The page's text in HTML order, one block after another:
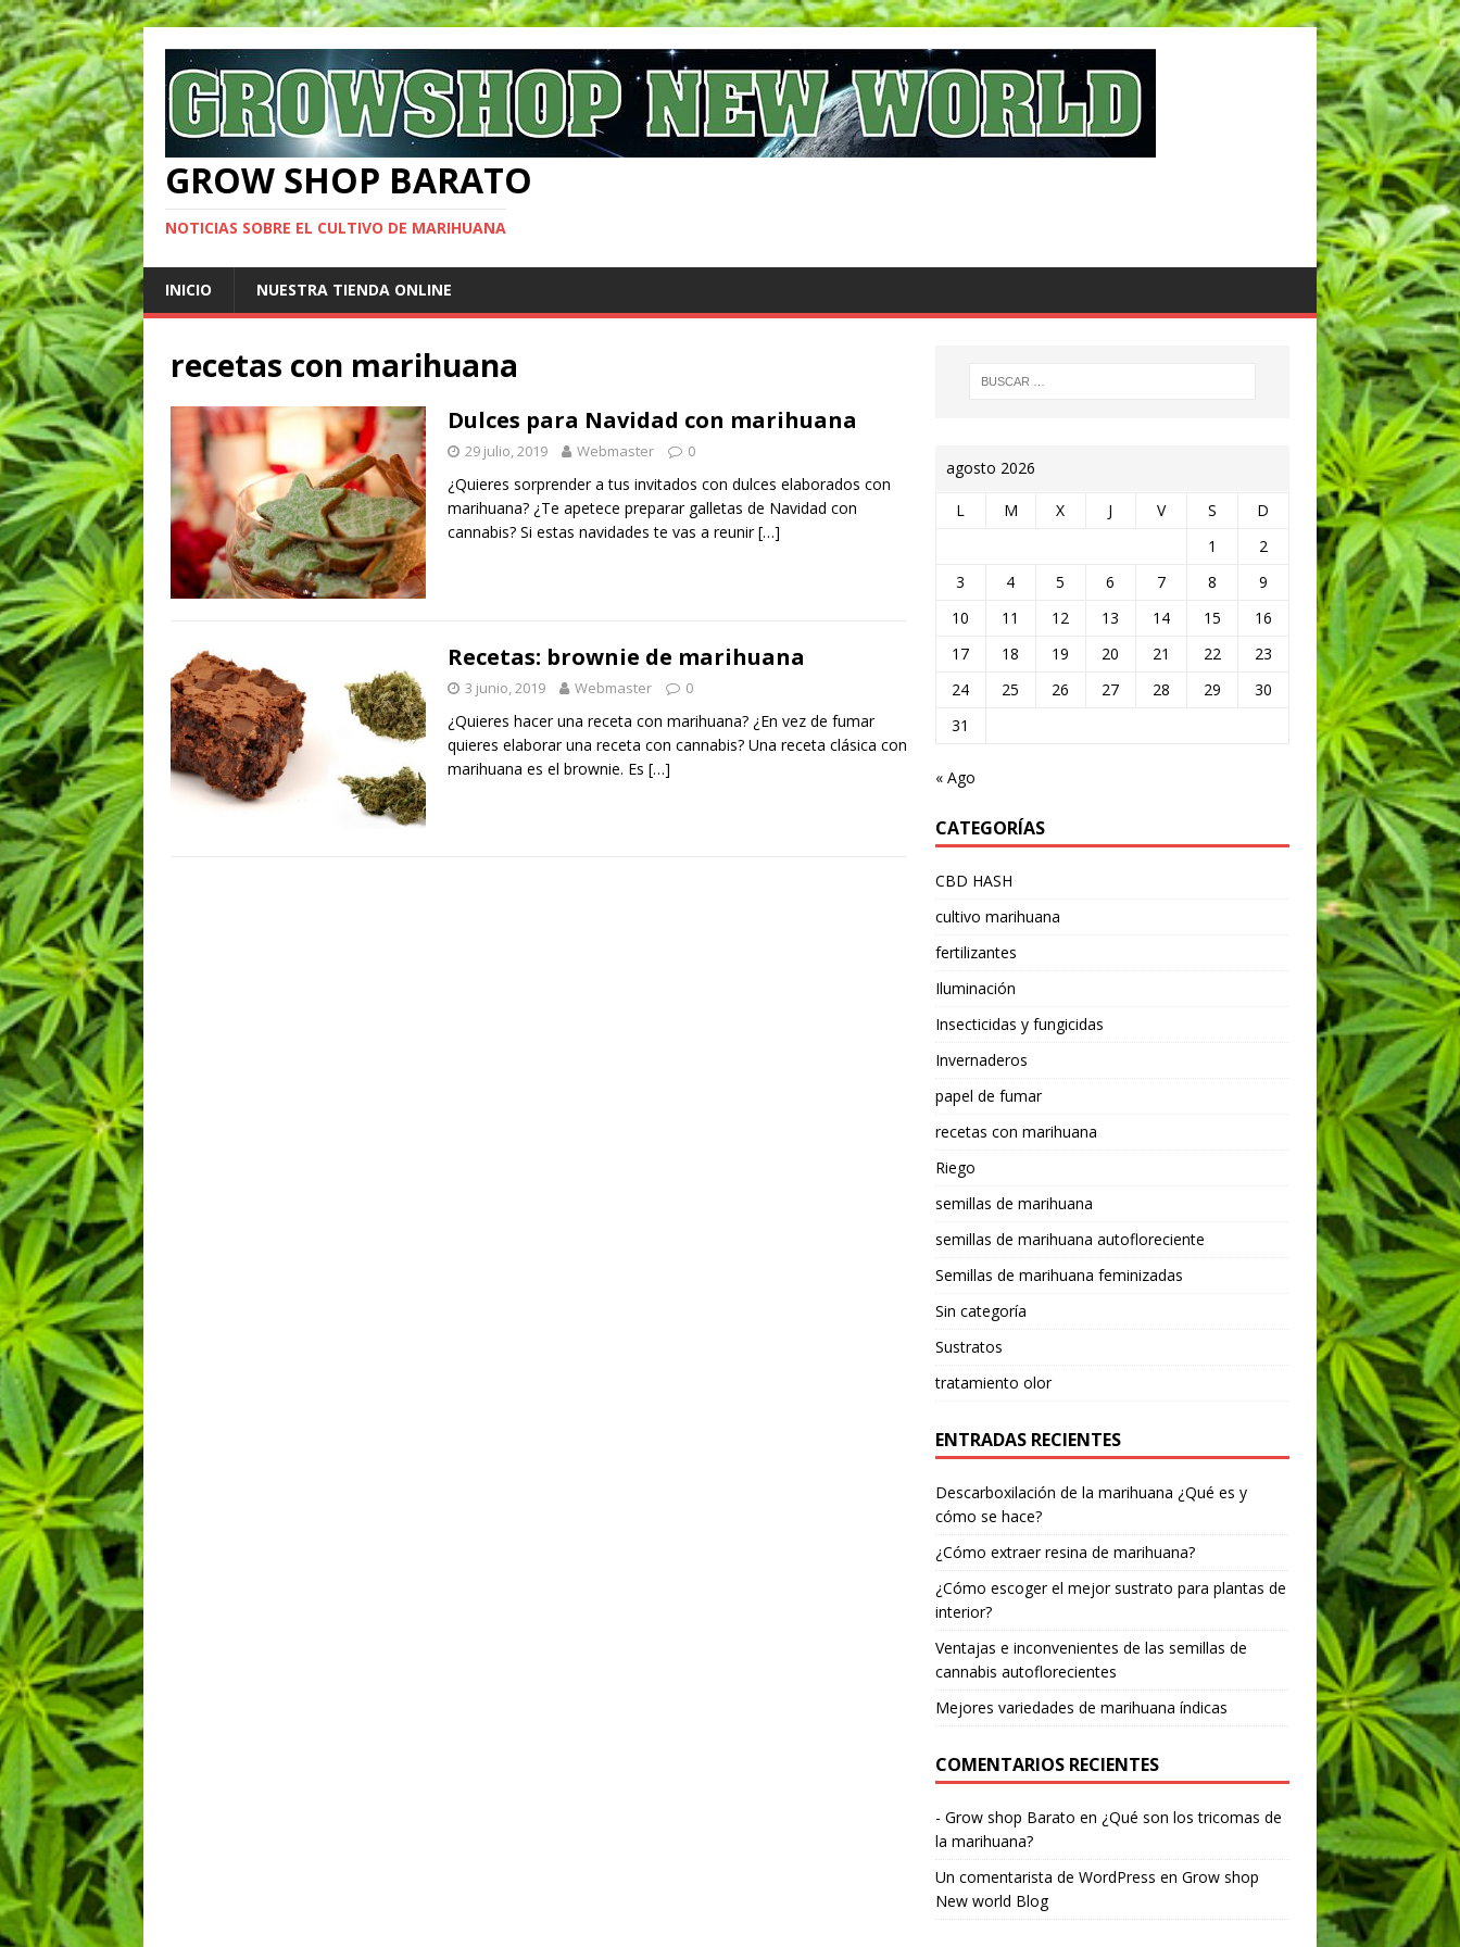
GROW SHOP BARATO
NOTICIAS SOBRE EL CULTIVO DE MARIHUANA
INICIO NUESTRA TIENDA ONLINE
recetas con marihuana
Dulces para Navidad con marihuana
29 julio, 2019 Webmaster 0
¿Quieres sorprender a tus invitados con dulces elaborados con
marihuana? ¿Te apetece preparar galletas de Navidad con
cannabis? Si estas navidades te vas a reunir[…]
Recetas: brownie de marihuana
3 junio, 2019 Webmaster 0
¿Quieres hacer una receta con marihuana? ¿En vez de fumar
quieres elaborar una receta con cannabis? Una receta clásica con
marihuana es el brownie. Es […]
agosto 2026
L M X J V S
D
1
2
3
4 5 6 7 8
9
10
11 12 13 14 15
16
17
18 19 20 21 22
23
24
25 26 27 28 29
30
31
« Ago
CATEGORÍAS
CBD HASH
cultivo marihuana
fertilizantes
Iluminación
Insecticidas y fungicidas
Invernaderos
papel de fumar
recetas con marihuana
Riego
semillas de marihuana
semillas de marihuana autofloreciente
Semillas de marihuana feminizadas
Sin categoría
Sustratos
tratamiento olor
ENTRADAS RECIENTES
Descarboxilación de la marihuana ¿Qué es y
cómo se hace?
¿Cómo extraer resina de marihuana?
¿Cómo escoger el mejor sustrato para plantas de
interior?
Ventajas e inconvenientes de las semillas de
cannabis autoflorecientes
Mejores variedades de marihuana índicas
COMENTARIOS RECIENTES
- Grow shop Barato en ¿Qué son los tricomas de
la marihuana?
Un comentarista de WordPress en Grow shop
New world Blog